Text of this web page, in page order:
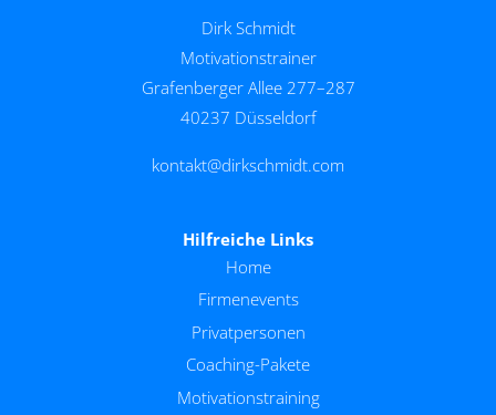
Dirk Schmidt
Motivationstrainer
Grafenberger Allee 277–287
40237 Düsseldorf
kontakt@dirkschmidt.com
Hilfreiche Links
Home
Firmenevents
Privatpersonen
Coaching-Pakete
Motivationstraining